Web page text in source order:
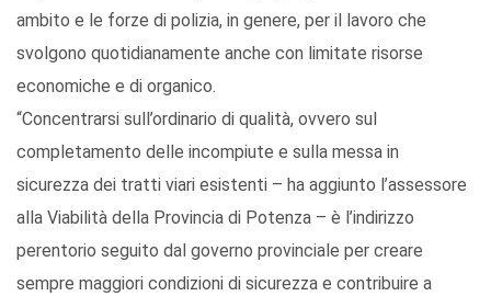
ambito e le forze di polizia, in genere, per il lavoro che
svolgono quotidianamente anche con limitate risorse
economiche e di organico.
“Concentrarsi sull’ordinario di qualità, ovvero sul
completamento delle incompiute e sulla messa in
sicurezza dei tratti viari esistenti – ha aggiunto l’assessore
alla Viabilità della Provincia di Potenza – è l’indirizzo
perentorio seguito dal governo provinciale per creare
sempre maggiori condizioni di sicurezza e contribuire a